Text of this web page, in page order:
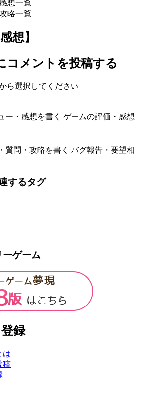
想一覧
略一覧
想】
コメントを投稿する
ら選択してください
ー・感想を書く ゲームの評価・感想
質問・攻略を書く バグ報告・要望相
するタグ
ーゲーム
録
は
稿